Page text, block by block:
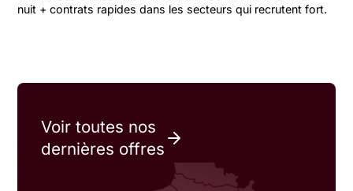
nuit + contrats rapides dans les secteurs qui recrutent fort.
Voir toutes nos
dernières offres